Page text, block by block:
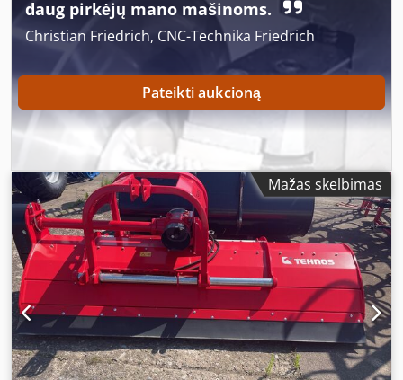
daug pirkėjų mano mašinoms.
Christian Friedrich, CNC-Technika Friedrich
Pateikti aukcioną
Mažas skelbimas